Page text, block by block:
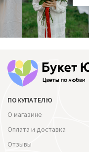
ПОКУПАТЕЛЮ
О магазине
Оплата и доставка
Отзывы